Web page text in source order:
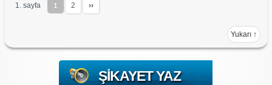
1. sayfa 1 2 ››
Yukarı ↑
ŞIKAYET YAZ